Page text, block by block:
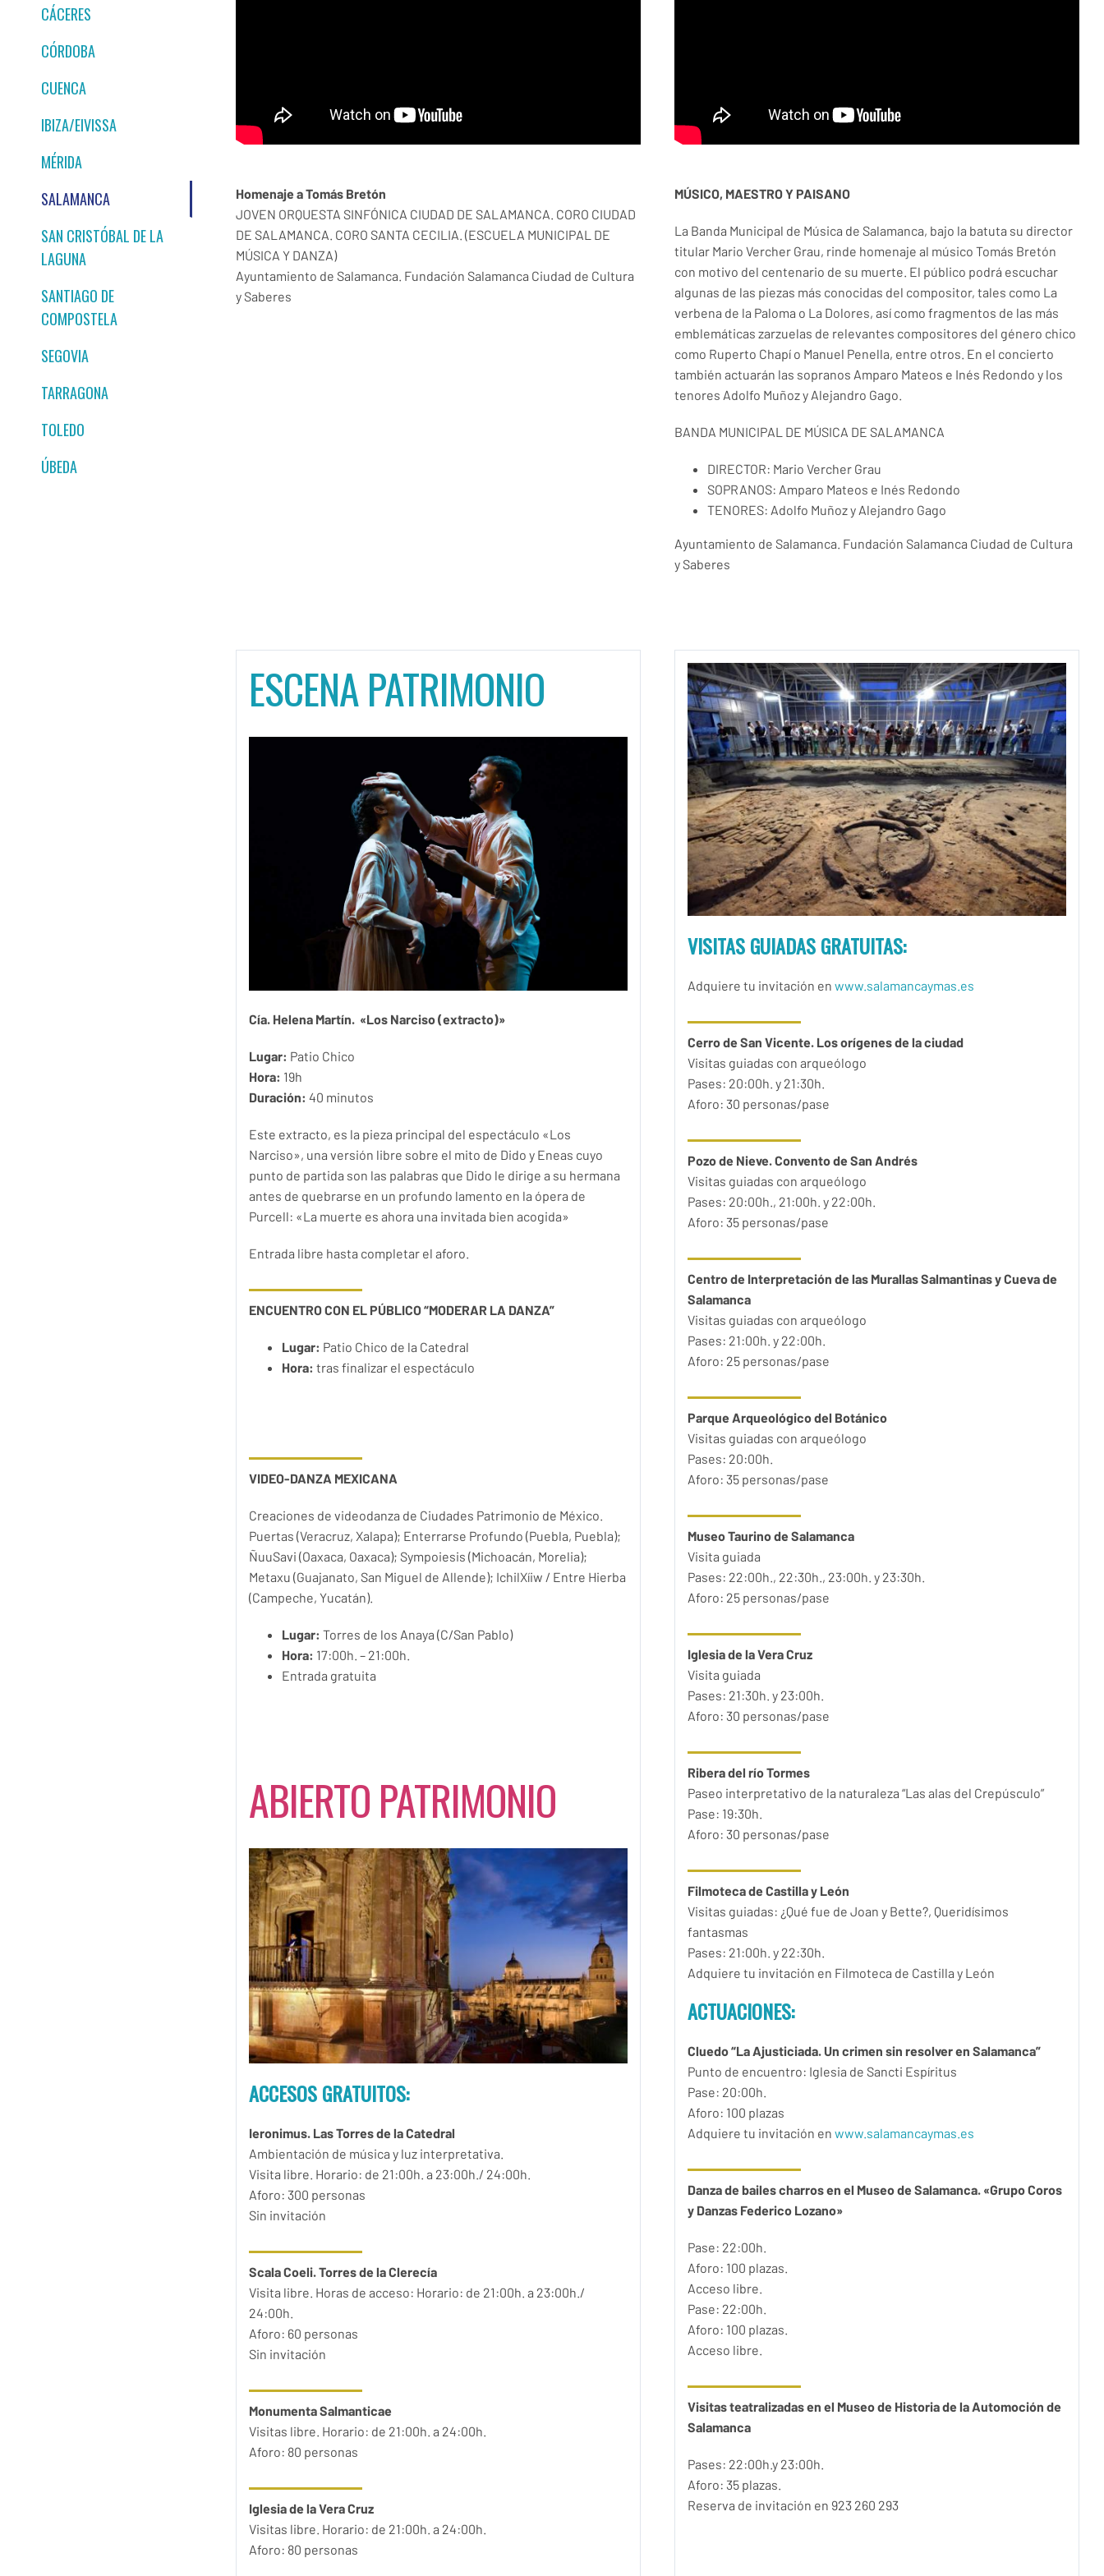
CÁCERES
CÓRDOBA
CUENCA
IBIZA/EIVISSA
MÉRIDA
SALAMANCA
SAN CRISTÓBAL DE LA
LAGUNA
SANTIAGO DE
COMPOSTELA
SEGOVIA
TARRAGONA
TOLEDO
ÚBEDA
Homenaje a Tomás Bretón
JOVEN ORQUESTA SINFÓNICA CIUDAD DE SALAMANCA. CORO CIUDAD
DE SALAMANCA. CORO SANTA CECILIA. (ESCUELA MUNICIPAL DE
MÚSICA Y DANZA)
Ayuntamiento de Salamanca. Fundación Salamanca Ciudad de Cultura
y Saberes
MÚSICO, MAESTRO Y PAISANO
La Banda Municipal de Música de Salamanca, bajo la batuta su director
titular Mario Vercher Grau, rinde homenaje al músico Tomás Bretón
con motivo del centenario de su muerte. El público podrá escuchar
algunas de las piezas más conocidas del compositor, tales como La
verbena de la Paloma o La Dolores, así como fragmentos de las más
emblemáticas zarzuelas de relevantes compositores del género chico
como Ruperto Chapí o Manuel Penella, entre otros. En el concierto
también actuarán las sopranos Amparo Mateos e Inés Redondo y los
tenores Adolfo Muñoz y Alejandro Gago.
BANDA MUNICIPAL DE MÚSICA DE SALAMANCA
DIRECTOR: Mario Vercher Grau
SOPRANOS: Amparo Mateos e Inés Redondo
TENORES: Adolfo Muñoz y Alejandro Gago
Ayuntamiento de Salamanca. Fundación Salamanca Ciudad de Cultura
y Saberes
ESCENA PATRIMONIO
Cía. Helena Martín. «Los Narciso (extracto)»
Lugar: Patio Chico
Hora: 19h
Duración: 40 minutos
Este extracto, es la pieza principal del espectáculo «Los
Narciso», una versión libre sobre el mito de Dido y Eneas cuyo
punto de partida son las palabras que Dido le dirige a su hermana
antes de quebrarse en un profundo lamento en la ópera de
Purcell: «La muerte es ahora una invitada bien acogida»
Entrada libre hasta completar el aforo.
ENCUENTRO CON EL PÚBLICO “MODERAR LA DANZA”
Lugar: Patio Chico de la Catedral
Hora: tras finalizar el espectáculo
VIDEO-DANZA MEXICANA
Creaciones de videodanza de Ciudades Patrimonio de México.
Puertas (Veracruz, Xalapa); Enterrarse Profundo (Puebla, Puebla);
ÑuuSavi (Oaxaca, Oaxaca); Sympoiesis (Michoacán, Morelia);
Metaxu (Guajanato, San Miguel de Allende); IchilXíiw / Entre Hierba
(Campeche, Yucatán).
Lugar: Torres de los Anaya (C/San Pablo)
Hora: 17:00h. – 21:00h.
Entrada gratuita
ABIERTO PATRIMONIO
ACCESOS GRATUITOS:
Ieronimus. Las Torres de la Catedral
Ambientación de música y luz interpretativa.
Visita libre. Horario: de 21:00h. a 23:00h./ 24:00h.
Aforo: 300 personas
Sin invitación
Scala Coeli. Torres de la Clerecía
Visita libre. Horas de acceso: Horario: de 21:00h. a 23:00h./
24:00h.
Aforo: 60 personas
Sin invitación
Monumenta Salmanticae
Visitas libre. Horario: de 21:00h. a 24:00h.
Aforo: 80 personas
Iglesia de la Vera Cruz
Visitas libre. Horario: de 21:00h. a 24:00h.
Aforo: 80 personas
VISITAS GUIADAS GRATUITAS:
Adquiere tu invitación en www.salamancaymas.es
Cerro de San Vicente. Los orígenes de la ciudad
Visitas guiadas con arqueólogo
Pases: 20:00h. y 21:30h.
Aforo: 30 personas/pase
Pozo de Nieve. Convento de San Andrés
Visitas guiadas con arqueólogo
Pases: 20:00h., 21:00h. y 22:00h.
Aforo: 35 personas/pase
Centro de Interpretación de las Murallas Salmantinas y Cueva de
Salamanca
Visitas guiadas con arqueólogo
Pases: 21:00h. y 22:00h.
Aforo: 25 personas/pase
Parque Arqueológico del Botánico
Visitas guiadas con arqueólogo
Pases: 20:00h.
Aforo: 35 personas/pase
Museo Taurino de Salamanca
Visita guiada
Pases: 22:00h., 22:30h., 23:00h. y 23:30h.
Aforo: 25 personas/pase
Iglesia de la Vera Cruz
Visita guiada
Pases: 21:30h. y 23:00h.
Aforo: 30 personas/pase
Ribera del río Tormes
Paseo interpretativo de la naturaleza “Las alas del Crepúsculo”
Pase: 19:30h.
Aforo: 30 personas/pase
Filmoteca de Castilla y León
Visitas guiadas: ¿Qué fue de Joan y Bette?, Queridísimos
fantasmas
Pases: 21:00h. y 22:30h.
Adquiere tu invitación en Filmoteca de Castilla y León
ACTUACIONES:
Cluedo “La Ajusticiada. Un crimen sin resolver en Salamanca”
Punto de encuentro: Iglesia de Sancti Espíritus
Pase: 20:00h.
Aforo: 100 plazas
Adquiere tu invitación en www.salamancaymas.es
Danza de bailes charros en el Museo de Salamanca. «Grupo Coros
y Danzas Federico Lozano»
Pase: 22:00h.
Aforo: 100 plazas.
Acceso libre.
Pase: 22:00h.
Aforo: 100 plazas.
Acceso libre.
Visitas teatralizadas en el Museo de Historia de la Automoción de
Salamanca
Pases: 22:00h.y 23:00h.
Aforo: 35 plazas.
Reserva de invitación en 923 260 293